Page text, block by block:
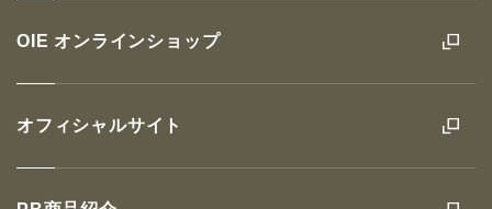
OIE オンラインショップ
オフィシャルサイト